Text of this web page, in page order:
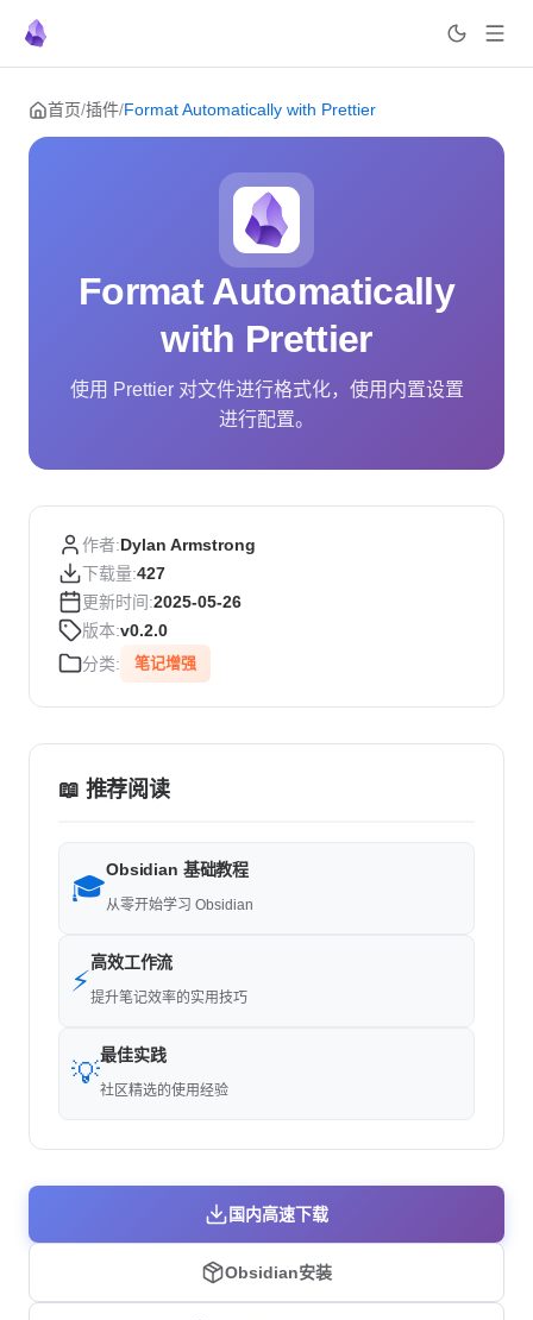
Skip to content
首页/插件/Format Automatically with Prettier
Format Automatically
with Prettier
使用 Prettier 对文件进行格式化，使用内置设置
进行配置。
作者:Dylan Armstrong
下载量:427
更新时间:2025-05-26
版本:v0.2.0
分类:
笔记增强
📖 推荐阅读
🎓
Obsidian 基础教程
从零开始学习 Obsidian
⚡
高效工作流
提升笔记效率的实用技巧
💡
最佳实践
社区精选的使用经验
国内高速下载
Obsidian安装